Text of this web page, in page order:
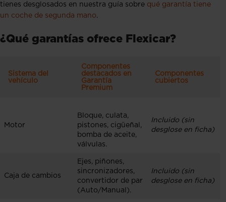
tienes desglosados en nuestra guía sobre qué garantía tiene
un coche de segunda mano.
¿Qué garantías ofrece Flexicar?
Sistema del
vehículo
Componentes
destacados en
Garantía
Premium
Componentes
cubiertos
Motor
Bloque, culata,
pistones, cigüeñal,
bomba de aceite,
válvulas.
Incluido (sin
desglose en ficha)
Caja de cambios
Ejes, piñones,
sincronizadores,
convertidor de par
(Auto/Manual).
Incluido (sin
desglose en ficha)